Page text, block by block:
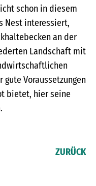
schon in diesem
Nest interessiert,
an der
Landschaft mit
gute Voraussetzungen
bietet, hier seine
ZURÜCK